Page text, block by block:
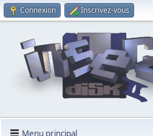
Connexion Inscrivez-vous
Menu principal